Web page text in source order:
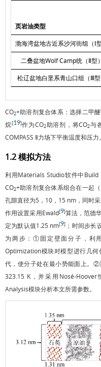
页岩油类型
渤海湾盆地古近系沙河街组（Ⅰ型
二叠盆地Wolf Camp统（Ⅱ型）
松辽盆地白垩系青山口组（Ⅲ型
CO2+助溶剂复合体系：选择二甲醚
烷[19]作为CO2助溶剂，将CO2与
COMPASS Ⅱ力场下平衡温度和压力。
1.2 模拟方法
利用Materials Studio软件中Build
CO2+助溶剂复合体系组合在一起
孔隙直径为5，10，15 nm，同时
作用设置采用Ewald[9]算法，范德
定为默认值1.25 nm[9] ；时间步长
为两步：①固定壁面分子，利
Optimization模块对模型进行几
代，使分子处在最小势能面上。②
323.15 K，并采用Nosé-
Analysis模块分析本文所需参数。